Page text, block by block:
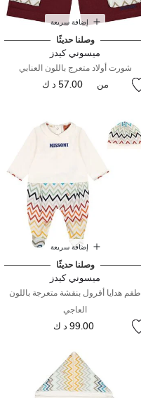
إضافة سريعة
وصلنا حديثًا
ميسوني كيدز
شورت أولاد متعرج باللون العنابي
من 57.00 د ك
إضافة سريعة
وصلنا حديثًا
ميسوني كيدز
طقم هدايا أفرول بنقشة متعرجة باللون
العاجي
99.00 د ك